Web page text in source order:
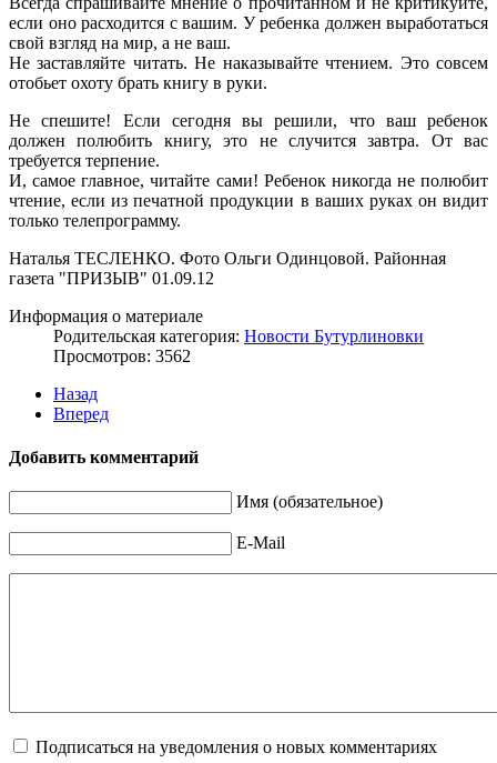
если оно расходится с вашим. У ребенка должен выработаться
свой взгляд на мир, а не ваш.
Не заставляйте читать. Не наказывайте чтением. Это совсем
отобьет охоту брать книгу в руки.
Не спешите! Если сегодня вы решили, что ваш ребенок
должен полюбить книгу, это не случится завтра. От вас
требуется терпение.
И, самое главное, читайте сами! Ребенок никогда не полюбит
чтение, если из печатной продукции в ваших руках он видит
только телепрограмму.
Наталья ТЕСЛЕНКО. Фото Ольги Одинцовой. Районная
газета "ПРИЗЫВ" 01.09.12
Информация о материале
Родительская категория: Новости Бутурлиновки
Просмотров: 3562
Назад
Вперед
Добавить комментарий
Имя (обязательное)
E-Mail
Подписаться на уведомления о новых комментариях